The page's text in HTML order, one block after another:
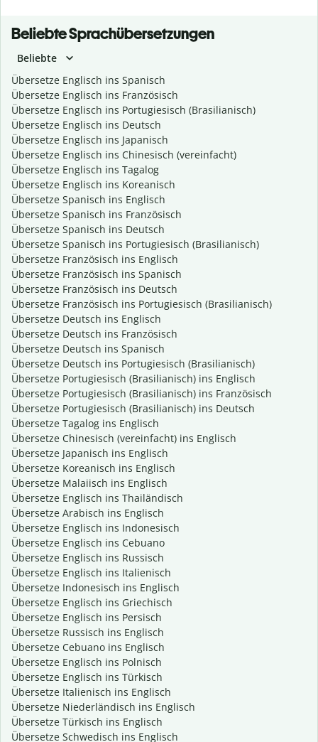
Beliebte Sprachübersetzungen
Beliebte
Übersetze Englisch ins Spanisch
Übersetze Englisch ins Französisch
Übersetze Englisch ins Portugiesisch (Brasilianisch)
Übersetze Englisch ins Deutsch
Übersetze Englisch ins Japanisch
Übersetze Englisch ins Chinesisch (vereinfacht)
Übersetze Englisch ins Tagalog
Übersetze Englisch ins Koreanisch
Übersetze Spanisch ins Englisch
Übersetze Spanisch ins Französisch
Übersetze Spanisch ins Deutsch
Übersetze Spanisch ins Portugiesisch (Brasilianisch)
Übersetze Französisch ins Englisch
Übersetze Französisch ins Spanisch
Übersetze Französisch ins Deutsch
Übersetze Französisch ins Portugiesisch (Brasilianisch)
Übersetze Deutsch ins Englisch
Übersetze Deutsch ins Französisch
Übersetze Deutsch ins Spanisch
Übersetze Deutsch ins Portugiesisch (Brasilianisch)
Übersetze Portugiesisch (Brasilianisch) ins Englisch
Übersetze Portugiesisch (Brasilianisch) ins Französisch
Übersetze Portugiesisch (Brasilianisch) ins Deutsch
Übersetze Tagalog ins Englisch
Übersetze Chinesisch (vereinfacht) ins Englisch
Übersetze Japanisch ins Englisch
Übersetze Koreanisch ins Englisch
Übersetze Malaiisch ins Englisch
Übersetze Englisch ins Thailändisch
Übersetze Arabisch ins Englisch
Übersetze Englisch ins Indonesisch
Übersetze Englisch ins Cebuano
Übersetze Englisch ins Russisch
Übersetze Englisch ins Italienisch
Übersetze Indonesisch ins Englisch
Übersetze Englisch ins Griechisch
Übersetze Englisch ins Persisch
Übersetze Russisch ins Englisch
Übersetze Cebuano ins Englisch
Übersetze Englisch ins Polnisch
Übersetze Englisch ins Türkisch
Übersetze Italienisch ins Englisch
Übersetze Niederländisch ins Englisch
Übersetze Türkisch ins Englisch
Übersetze Schwedisch ins Englisch